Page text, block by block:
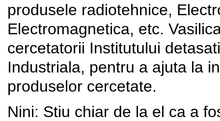
produsele radiotehnice,
Electromagnetica, etc.
cercetatorii Institutului
Industriala, pentru a ajuta la
produselor cercetate.
Nini: Stiu chiar de la el ca a